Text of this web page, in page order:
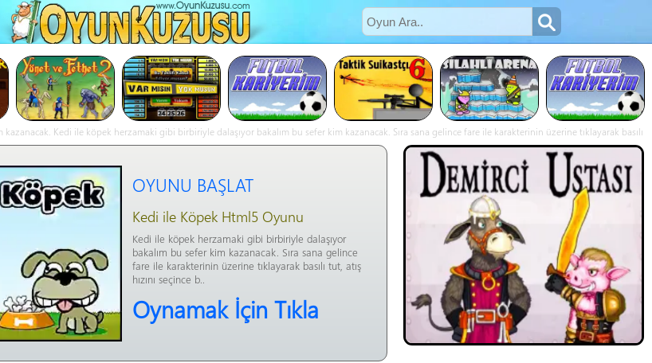
Kedi ile köpek herzamaki gibi birbiriyle dalaşıyor bakalım bu sefer kim kazanacak. Sıra sana gelince fare ile karakterinin üzerine tıklayarak basılı
tut, atış hızını seçince b..- Kedi ile Köpek online oyna
OYUNU BAŞLAT
Kedi ile Köpek Html5 Oyunu
Kedi ile köpek herzamaki gibi birbiriyle dalaşıyor
bakalım bu sefer kim kazanacak. Sıra sana gelince
fare ile karakterinin üzerine tıklayarak basılı tut, atış
hızını seçince b..
Oynamak İçin Tıkla